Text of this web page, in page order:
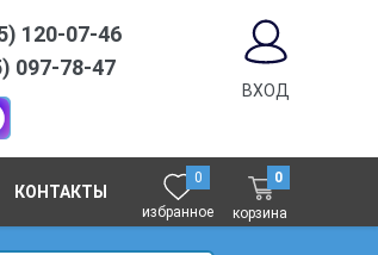
120-07-46
097-78-47
ВХОД
КОНТАКТЫ
0
избранное
0
корзина